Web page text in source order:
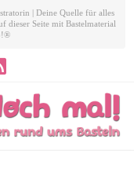
| Deine Quelle für alles
dieser Seite mit Bastelmaterial